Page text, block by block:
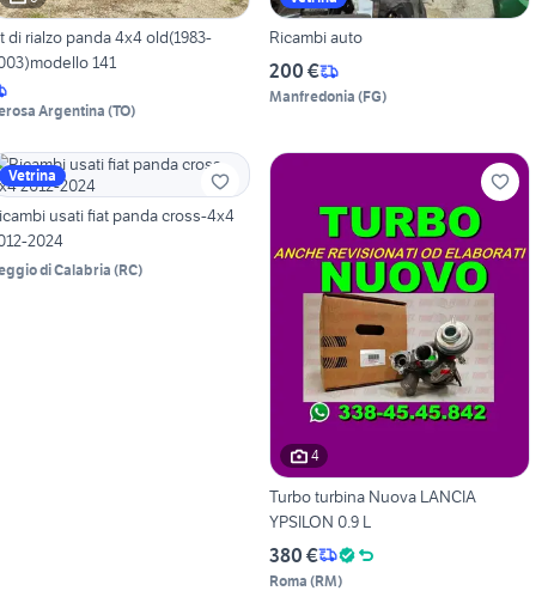
di rialzo panda 4x4 old(1983-
141
Argentina (TO)
Ricambi auto
200 €
Manfredonia (FG)
Vetrina
usati fiat panda cross-4x4
2024
di Calabria (RC)
4
Turbo turbina Nuova LANCIA
YPSILON 0.9 L
380 €
Roma (RM)